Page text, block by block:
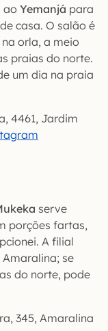
ao Yemanjá para
casa. O salão é
orla, a meio
praias do norte.
um dia na praia
4461, Jardim
serve
porções fartas,
A filial
se
do norte, pode
345, Amaralina